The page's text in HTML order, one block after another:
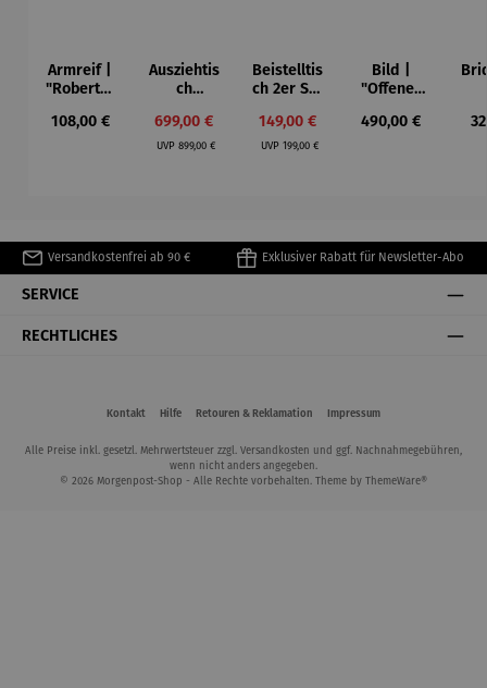
Armreif |
"Roberta"
Mütz
Regulärer Preis:
108,00 €
Ausziehtis
ch
– Valor
Verkaufspreis:
699,00 €
UVPRegulärer Preis:
899,00 €
Beistelltis
ch 2er Set
Verkaufspreis:
149,00 €
UVP Regulärer Preis:
199,00 €
Bild |
"Offenes
Collioure"
Regulärer Preis:
490,00 €
Versandkostenfrei ab 90 € Exklusiver Rabatt für Newsletter-Abo
SERVICE
RECHTLICHES
Kontakt Hilfe Retouren & Reklamation Impressum
Alle Preise inkl. gesetzl. Mehrwertsteuer zzgl. Versandkosten und ggf. Nachnahmegebühren,
wenn nicht anders angegeben.
© 2026 Morgenpost-Shop - Alle Rechte vorbehalten. Theme by ThemeWare®